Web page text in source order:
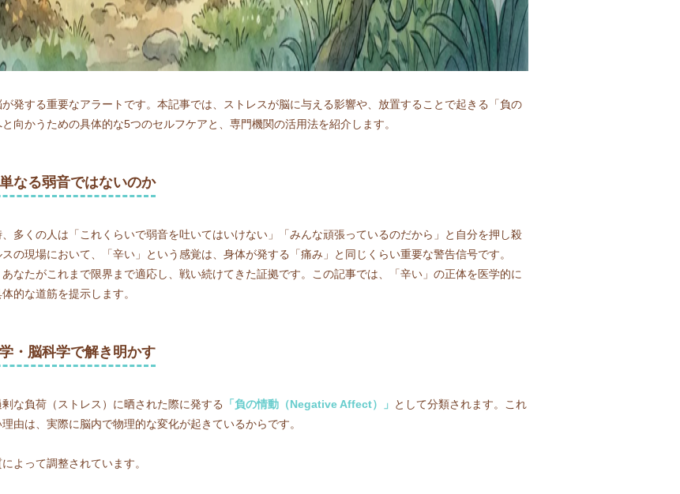
発する重要なアラートです。本記事では、ストレスが脳に与える影響や、放置することで起きる「負の
向かうための具体的な5つのセルフケアと、専門機関の活用法を紹介します。
なる弱音ではないのか
多くの人は「これくらいで弱音を吐いてはいけない」「みんな頑張っているのだから」と自分を押し殺
の現場において、「辛い」という感覚は、身体が発する「痛み」と同じくらい重要な警告信号です。
なたがこれまで限界まで適応し、戦い続けてきた証拠です。この記事では、「辛い」の正体を医学的に
的な道筋を提示します。
・脳科学で解き明かす
な負荷（ストレス）に晒された際に発する 「負の情動（Negative Affect）」 として分類されます。これ
由は、実際に脳内で物理的な変化が起きているからです。
よって調整されています。